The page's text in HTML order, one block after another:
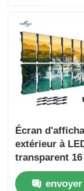
Écran
extérieur à
transparent
pour
spectacles en